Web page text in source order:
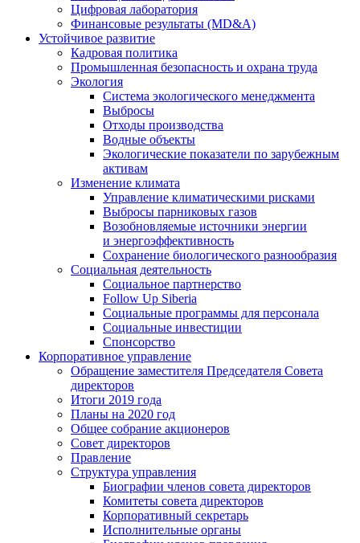
Цифровая лаборатория
Финансовые результаты (MD&A)
Устойчивое развитие
Кадровая политика
Промышленная безопасность и охрана труда
Экология
Система экологического менеджмента
Выбросы
Отходы производства
Водные объекты
Экологические показатели по зарубежным
активам
Изменение климата
Управление климатическими рисками
Выбросы парниковых газов
Возобновляемые источники энергии
и энергоэффективность
Сохранение биологического разнообразия
Социальная деятельность
Социальное партнерство
Follow Up Siberia
Социальные программы для персонала
Социальные инвестиции
Спонсорство
Корпоративное управление
Обращение заместителя Председателя Совета
директоров
Итоги 2019 года
Планы на 2020 год
Общее собрание акционеров
Совет директоров
Правление
Структура управления
Биографии членов совета директоров
Комитеты совета директоров
Корпоративный секретарь
Исполнительные органы